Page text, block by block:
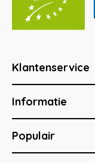
Klantenservice
Informatie
Populair